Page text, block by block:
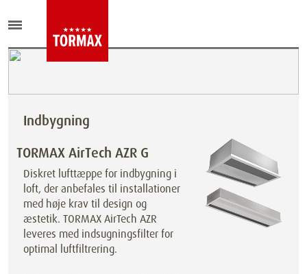
Indbygning
TORMAX AirTech AZR G
Diskret lufttæppe for indbygning i
loft, der anbefales til installationer
med høje krav til design og
æstetik. TORMAX AirTech AZR
leveres med indsugningsfilter for
optimal luftfiltrering.